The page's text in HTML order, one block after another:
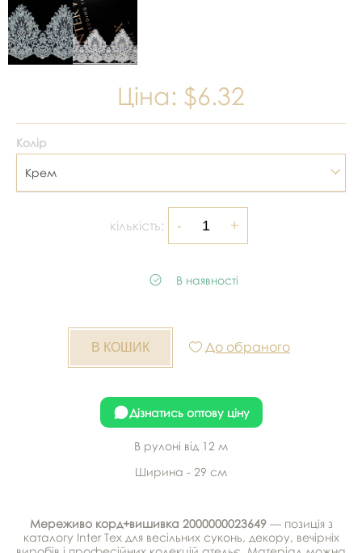
Ціна: $6.32
Колір
Крем
кількість:
В наявності
До обраного
Дізнатись оптову ціну
В рулоні від 12 м
Ширина - 29 см
Мереживо корд+вишивка 2000000023649— позиція з
каталогу Inter Tex для весільних суконь, декору, вечірніх